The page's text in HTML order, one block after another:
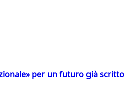
per un futuro già scritto